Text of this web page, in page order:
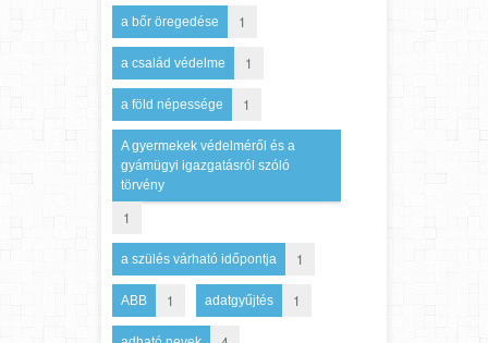
a bőr öregedése 1
a család védelme 1
a föld népessége 1
A gyermekek védelméről és a
gyámügyi igazgatásról szóló
törvény
1
a szülés várható időpontja 1
ABB 1 adatgyűjtés 1